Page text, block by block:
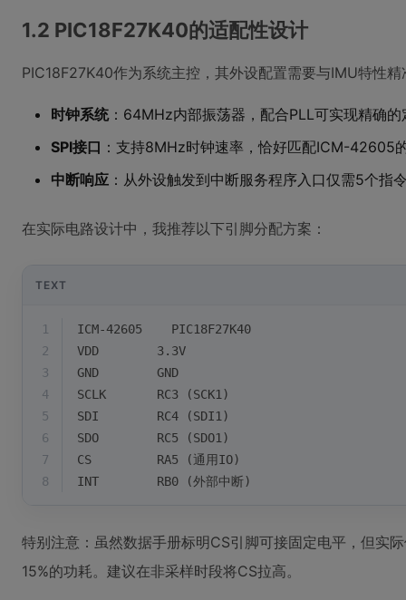
1.2 PIC18F27K40的适配性设计
PIC18F27K40作为系统主控，其外设配置需要与IMU特性
时钟系统：64MHz内部振荡器，配合PLL可实现精确的
SPI接口 ：支持8MHz时钟速率，恰好匹配ICM-42605
中断响应 ：从外设触发到中断服务程序入口仅需5个指
在实际电路设计中，我推荐以下引脚分配方案：
TEXT
1
ICM-42605    PIC18F27K40
2
VDD        3.3V
3
GND        GND
4
SCLK       RC3 (SCK1)
5
SDI        RC4 (SDI1)
6
SDO        RC5 (SDO1)
7
CS         RA5 (通用IO)
8
INT        RB0 (外部中断)
特别注意：虽然数据手册标明CS引脚可接固定电平，但实
15%的功耗。建议在非采样时段将CS拉高。